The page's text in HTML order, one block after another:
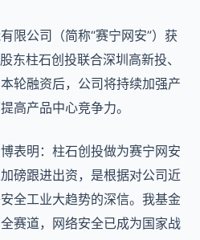
限公司（简称“赛宁网安”）获
东柱石创投联合深圳高新投、
轮融资后，公司将持续加强产
高产品中心竞争力。
表明：柱石创投做为赛宁网安
磅跟进出资，是根据对公司近
全工业大趋势的深信。我基金
赛道，网络安全已成为国家战